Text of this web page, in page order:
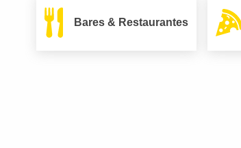
Bares & Restaurantes